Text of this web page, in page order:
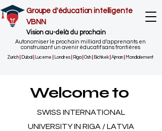
Groupe d'éducation intelligente
VBNN
Vision au-delà du prochain
Autonomiser le prochain milliard d’apprenants en
construisant un avenir éducatif sans frontières
Zurich Dubaï Lucerne Londres Riga Osh Bichkek Ajman Mondialement
Welcome to
SWISS INTERNATIONAL
UNIVERSITY IN RIGA / LATVIA